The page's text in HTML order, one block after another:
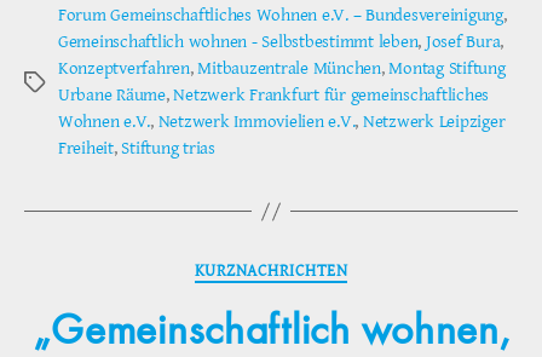
Schlagwörter
Forum Gemeinschaftliches Wohnen e.V. – Bundesvereinigung,
Gemeinschaftlich wohnen - Selbstbestimmt leben, Josef Bura,
Konzeptverfahren,Mitbauzentrale München,Montag Stiftung
Urbane Räume,Netzwerk Frankfurt für gemeinschaftliches
Wohnen e.V., Netzwerk Immovielien e.V., Netzwerk Leipziger
Freiheit,Stiftung trias
Kategorien
KURZNACHRICHTEN
„Gemeinschaftlich wohnen,